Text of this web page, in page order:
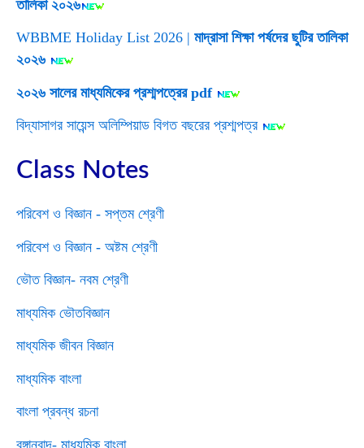
তালিকা ২০২৬
WBBME Holiday List 2026 | মাদ্রাসা শিক্ষা পর্ষদের ছুটির তালিকা
২০২৬
২০২৬ সালের মাধ্যমিকের প্রশ্মপত্রের pdf
বিদ্যাসাগর সায়েন্স অলিম্পিয়াড বিগত বছরের প্রশ্মপত্র
Class Notes
পরিবেশ ও বিজ্ঞান - সপ্তম শ্রেণী
পরিবেশ ও বিজ্ঞান - অষ্টম শ্রেণী
ভৌত বিজ্ঞান- নবম শ্রেণী
মাধ্যমিক ভৌতবিজ্ঞান
মাধ্যমিক জীবন বিজ্ঞান
মাধ্যমিক বাংলা
বাংলা প্রবন্ধ রচনা
বঙ্গানুবাদ- মাধ্যমিক বাংলা